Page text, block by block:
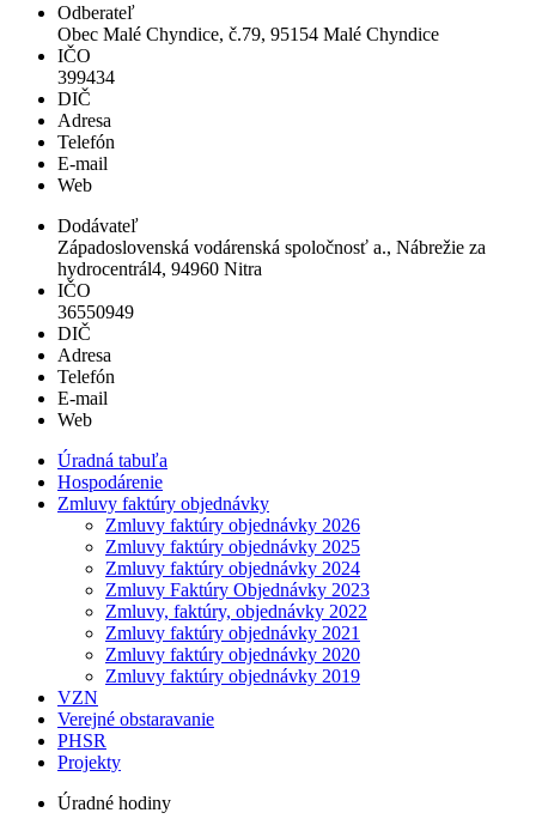
Odberateľ
Obec Malé Chyndice, č.79, 95154 Malé Chyndice
IČO
399434
DIČ
Adresa
Telefón
E-mail
Web
Dodávateľ
Západoslovenská vodárenská spoločnosť a., Nábrežie za
hydrocentrál4, 94960 Nitra
IČO
36550949
DIČ
Adresa
Telefón
E-mail
Web
Úradná tabuľa
Hospodárenie
Zmluvy faktúry objednávky
Zmluvy faktúry objednávky 2026
Zmluvy faktúry objednávky 2025
Zmluvy faktúry objednávky 2024
Zmluvy Faktúry Objednávky 2023
Zmluvy, faktúry, objednávky 2022
Zmluvy faktúry objednávky 2021
Zmluvy faktúry objednávky 2020
Zmluvy faktúry objednávky 2019
VZN
Verejné obstaravanie
PHSR
Projekty
Úradné hodiny